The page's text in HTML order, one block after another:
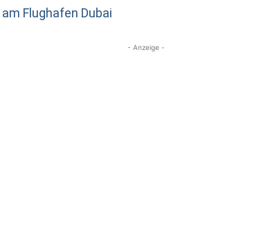
Flughafen Dubai
- Anzeige -